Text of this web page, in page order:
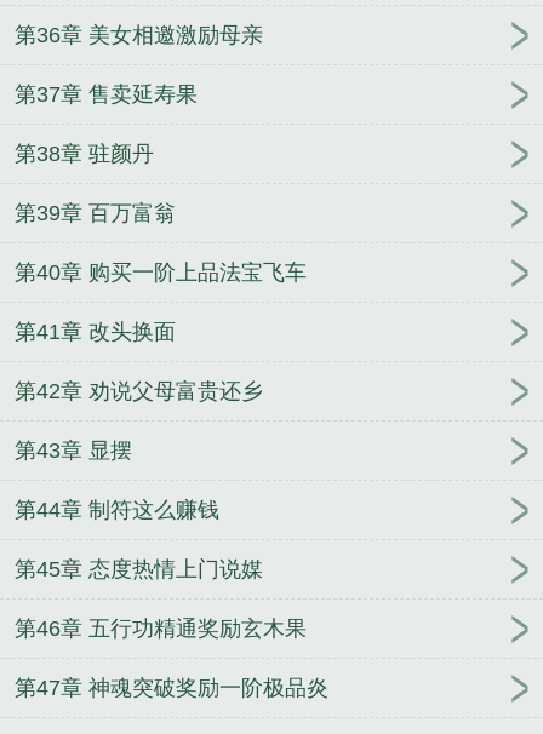
第36章 美女相邀激励母亲
第37章 售卖延寿果
第38章 驻颜丹
第39章 百万富翁
第40章 购买一阶上品法宝飞车
第41章 改头换面
第42章 劝说父母富贵还乡
第43章 显摆
第44章 制符这么赚钱
第45章 态度热情上门说媒
第46章 五行功精通奖励玄木果
第47章 神魂突破奖励一阶极品炎